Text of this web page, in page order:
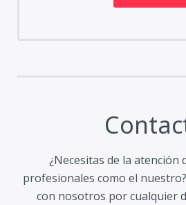
¿Necesitas de la atención
profesionales como el
con nosotros por cualquier